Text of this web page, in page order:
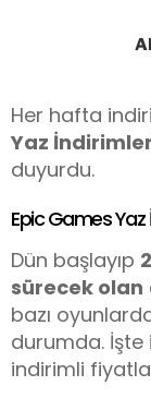
Her hafta
Yaz
duyurdu.
Epic Games Yaz
Dün başlayıp
sürecek olan
bazı
durumda. İşte
indirimli